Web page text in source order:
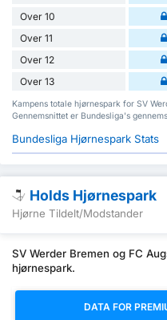
Over 10
Over 11
Over 12
Over 13
Kampens totale hjørnespark for SV
Gennemsnittet er Bundesliga's
Bundesliga Hjørnespark Stats
Holds Hjørnespark
Hjørne Tildelt/Modstander
SV Werder Bremen og FC
hjørnespark.
DATA FOR